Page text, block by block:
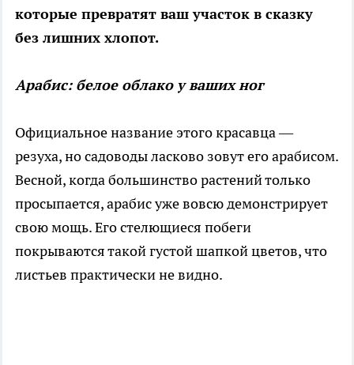
которые превратят ваш участок в сказку
без лишних хлопот.
Арабис: белое облако у ваших ног
Официальное название этого красавца —
резуха, но садоводы ласково зовут его арабисом.
Весной, когда большинство растений только
просыпается, арабис уже вовсю демонстрирует
свою мощь. Его стелющиеся побеги
покрываются такой густой шапкой цветов, что
листьев практически не видно.